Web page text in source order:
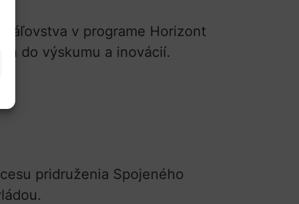
v programe Horizont
do výskumu a inovácií.
pridruženia Spojeného